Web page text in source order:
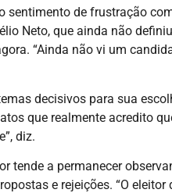
sentimento de frustração
Neto, que ainda não
“Ainda não vi um
decisivos para sua
que realmente acredito
diz.
tende a permanecer
e rejeições. “O eleitor